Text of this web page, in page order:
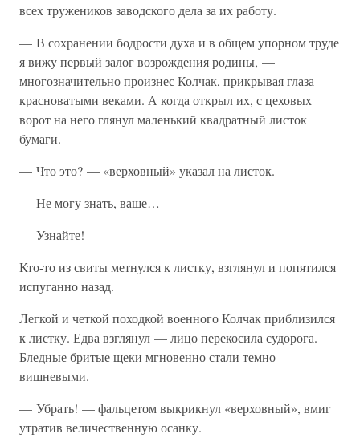
всех тружеников заводского дела за их работу.
— В сохранении бодрости духа и в общем упорном труде
я вижу первый залог возрождения родины, —
многозначительно произнес Колчак, прикрывая глаза
красноватыми веками. А когда открыл их, с цеховых
ворот на него глянул маленький квадратный листок
бумаги.
— Что это? — «верховный» указал на листок.
— Не могу знать, ваше…
— Узнайте!
Кто-то из свиты метнулся к листку, взглянул и попятился
испуганно назад.
Легкой и четкой походкой военного Колчак приблизился
к листку. Едва взглянул — лицо перекосила судорога.
Бледные бритые щеки мгновенно стали темно-
вишневыми.
— Убрать! — фальцетом выкрикнул «верховный», вмиг
утратив величественную осанку.